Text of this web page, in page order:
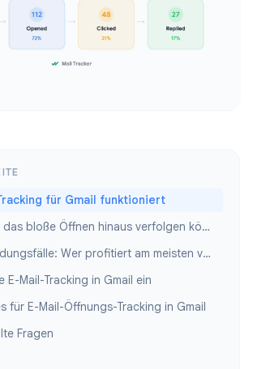
für Gmail funktioniert
Was Sie über das bloße Öffnen hinaus verfolgen können
Echte Anwendungsfälle: Wer profitiert am meisten von Gmail E-Mail-Tracking?
E-Mail-Tracking in Gmail ein
für E-Mail-Öffnungs-Tracking in Gmail
Fragen